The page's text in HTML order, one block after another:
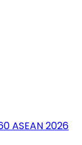
ASEAN 2026